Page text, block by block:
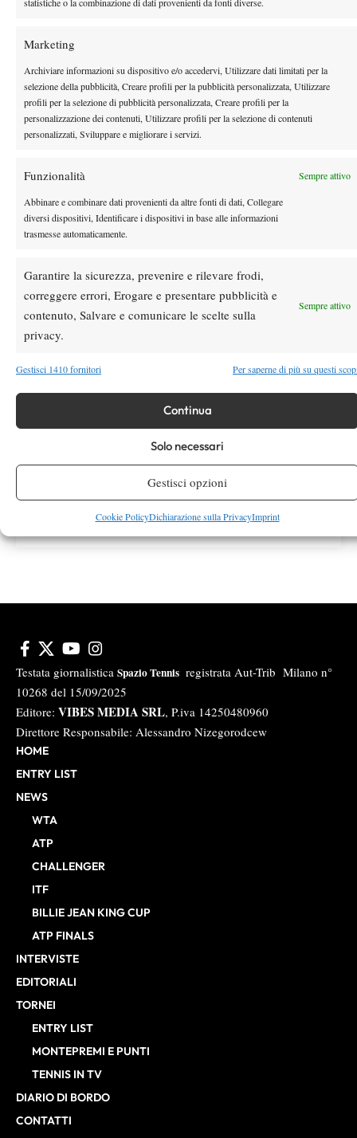
Marketing
Archiviare informazioni su dispositivo e/o accedervi, Utilizzare dati limitati per la
selezione della pubblicità, Creare profili per la pubblicità personalizzata, Utilizzare
profili per la selezione di pubblicità personalizzata, Creare profili per la
personalizzazione dei contenuti, Utilizzare profili per la selezione di contenuti
personalizzati, Sviluppare e migliorare i servizi.
Funzionalità Sempre attivo
Abbinare e combinare dati provenienti da altre fonti di dati, Collegare
diversi dispositivi, Identificare i dispositivi in base alle informazioni
trasmesse automaticamente.
Garantire la sicurezza, prevenire e rilevare frodi,
correggere errori, Erogare e presentare pubblicità e
contenuto, Salvare e comunicare le scelte sulla
privacy.
Sempre attivo
Gestisci 1410 fornitori Per saperne di più su questi
Continua
Solo necessari
Gestisci opzioni
Cookie PolicyDichiarazione sulla PrivacyImprint
Reggio Emilia: Naso al turno di qualificazione
Alessandro Nizegorodcew
Wimbledon: Lucky Loosers, la situazione
24 Giugno 2007
Milano: Il doppio è di Colangelo!
24 Giugno 2007
Alessandro Nizegorodcew
2 253 254 258
X
Testata giornalistica Spazio Tennis registrata Aut-Trib Milano n°
10268 del 15/09/2025
Editore: VIBES MEDIA SRL, P.iva 14250480960
Direttore Responsabile: Alessandro Nizegorodcew
HOME
ENTRY LIST
NEWS
WTA
ATP
CHALLENGER
ITF
BILLIE JEAN KING CUP
ATP FINALS
INTERVISTE
EDITORIALI
TORNEI
ENTRY LIST
MONTEPREMI E PUNTI
TENNIS IN TV
DIARIO DI BORDO
CONTATTI